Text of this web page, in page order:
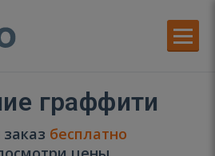
граффити
бесплатно